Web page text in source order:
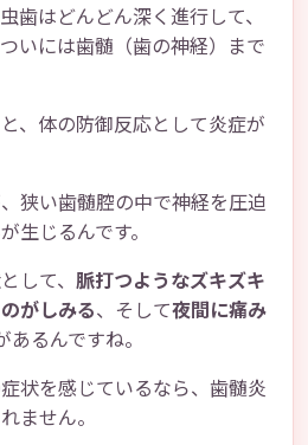
歯はどんどん深く進行して、
いには歯髄（歯の神経）まで
、体の防御反応として炎症が
狭い歯髄腔の中で神経を圧迫
生じるんです。
して、 脈打つようなズキズキ
がしみる、そして夜間に痛み
あるんですね。
状を感じているなら、歯髄炎
ません。